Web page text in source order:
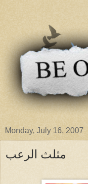
Monday, July 16, 2007
مثلث الرعب